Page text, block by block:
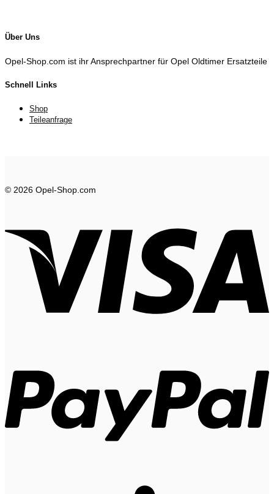
Über Uns
Opel-Shop.com ist ihr Ansprechpartner für Opel Oldtimer Ersatzteile
Schnell Links
Shop
Teileanfrage
© 2026 Opel-Shop.com